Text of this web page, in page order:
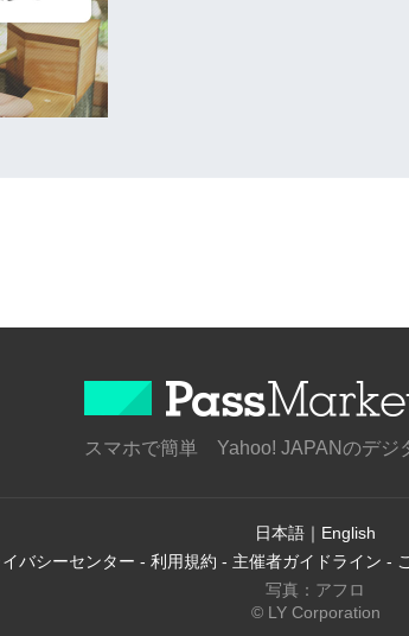
スマホで簡単 Yahoo! JAPANのデジ
日本語 ｜ English
バシーセンター - 利用規約 - 主催者ガイドライン -
写真：アフロ
© LY Corporation